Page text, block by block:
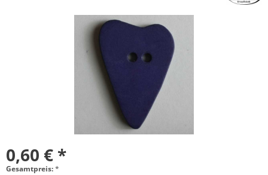
0,60 € *
Gesamtpreis:*